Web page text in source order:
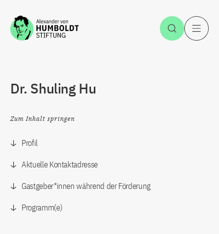
Zum Inhalt springen Suche
Dr. Shuling Hu
Zum Inhalt springen
Profil
Aktuelle Kontaktadresse
Gastgeber*innen während der Förderung
Programm(e)